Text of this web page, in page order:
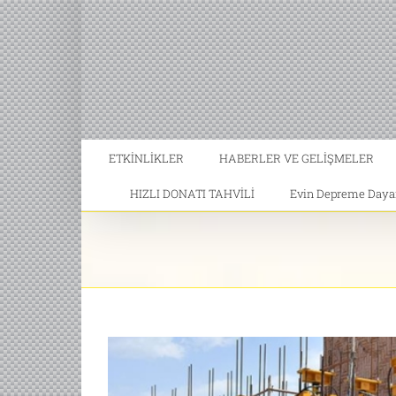
ETKİNLİKLER HABERLER VE GELİŞMELER
HIZLI DONATI TAHVİLİ Evin Depreme